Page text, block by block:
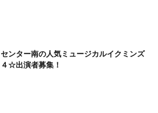
センター南の人気ミュージカルイクミンズ
４☆出演者募集！